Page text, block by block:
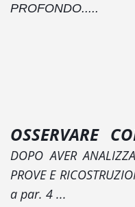
PROFONDO.....
OSSERVARE
DOPO AVER
PROVE E
a par. 4 ...